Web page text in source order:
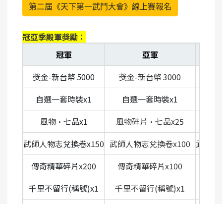
第二屆《天下第一武鬥大會》線上賽報名
冠亞季殿軍獎勵：
冠軍
亞軍
獎金-新台幣 5000 獎金-新台幣3000
自選一套時裝x1 自選一套時裝x1
風物·七品x1 風物碎片·七品x25
武師人物志兌換卷x150 武師人物志兌換卷x100 武師
傳奇精華碎片x200 傳奇精華碎片x100
千里不留行(稱號)x1 千里不留行(稱號)x1